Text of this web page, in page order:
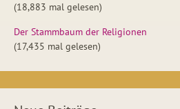
(18,883 mal gelesen)
Der Stammbaum der Religionen
(17,435 mal gelesen)